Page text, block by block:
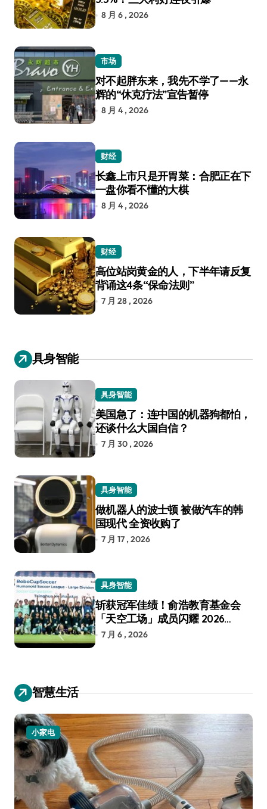
8 月 6 , 2026
市场
对不起胖东来，我先不学了——永
辉的“休克疗法”宣告暂停
8 月 4 , 2026
财经
长鑫上市只是开胃菜：合肥正在下
一盘你看不懂的大棋
8 月 4 , 2026
财经
高位站岗黄金的人，下半年请反复
背诵这4条“保命法则”
7 月 28 , 2026
具身智能
具身智能
美国急了：连中国的机器狗都怕，
还谈什么大国自信？
7 月 30 , 2026
具身智能
做机器人的波士顿 被做汽车的韩
国现代 全资收购了
7 月 17 , 2026
具身智能
斩获冠军佳绩！俞浩教育基金会
「天空工场」成员闪耀 2026
RoboCup 机器人世界杯
7 月 6 , 2026
智慧生活
小家电